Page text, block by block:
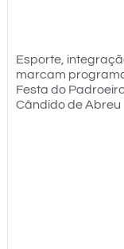
Esporte,
marcam
Festa do
Cândido de Abreu